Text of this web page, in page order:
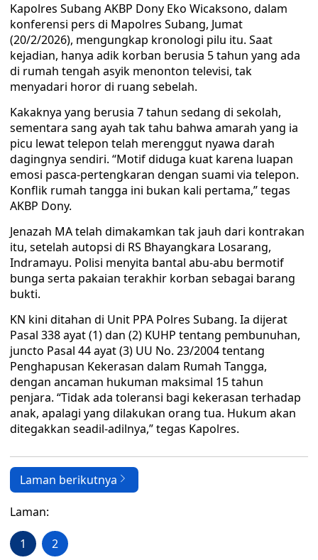
Kapolres Subang AKBP Dony Eko Wicaksono, dalam
konferensi pers di Mapolres Subang, Jumat
(20/2/2026), mengungkap kronologi pilu itu. Saat
kejadian, hanya adik korban berusia 5 tahun yang ada
di rumah tengah asyik menonton televisi, tak
menyadari horor di ruang sebelah.
Kakaknya yang berusia 7 tahun sedang di sekolah,
sementara sang ayah tak tahu bahwa amarah yang ia
picu lewat telepon telah merenggut nyawa darah
dagingnya sendiri. “Motif diduga kuat karena luapan
emosi pasca-pertengkaran dengan suami via telepon.
Konflik rumah tangga ini bukan kali pertama,” tegas
AKBP Dony.
Jenazah MA telah dimakamkan tak jauh dari kontrakan
itu, setelah autopsi di RS Bhayangkara Losarang,
Indramayu. Polisi menyita bantal abu-abu bermotif
bunga serta pakaian terakhir korban sebagai barang
bukti.
KN kini ditahan di Unit PPA Polres Subang. Ia dijerat
Pasal 338 ayat (1) dan (2) KUHP tentang pembunuhan,
juncto Pasal 44 ayat (3) UU No. 23/2004 tentang
Penghapusan Kekerasan dalam Rumah Tangga,
dengan ancaman hukuman maksimal 15 tahun
penjara. “Tidak ada toleransi bagi kekerasan terhadap
anak, apalagi yang dilakukan orang tua. Hukum akan
ditegakkan seadil-adilnya,” tegas Kapolres.
Laman berikutnya
Laman:
1 2